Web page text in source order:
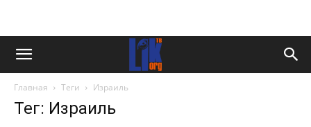
Главная Теги Израиль
Тег: Израиль